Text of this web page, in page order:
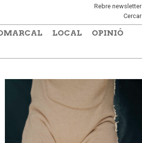
Rebre newsletter
Cercar
LOCAL
OPINIÓ